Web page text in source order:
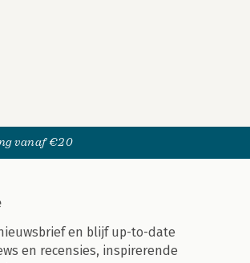
vanaf €20
en blijf up-to-date
en recensies, inspirerende